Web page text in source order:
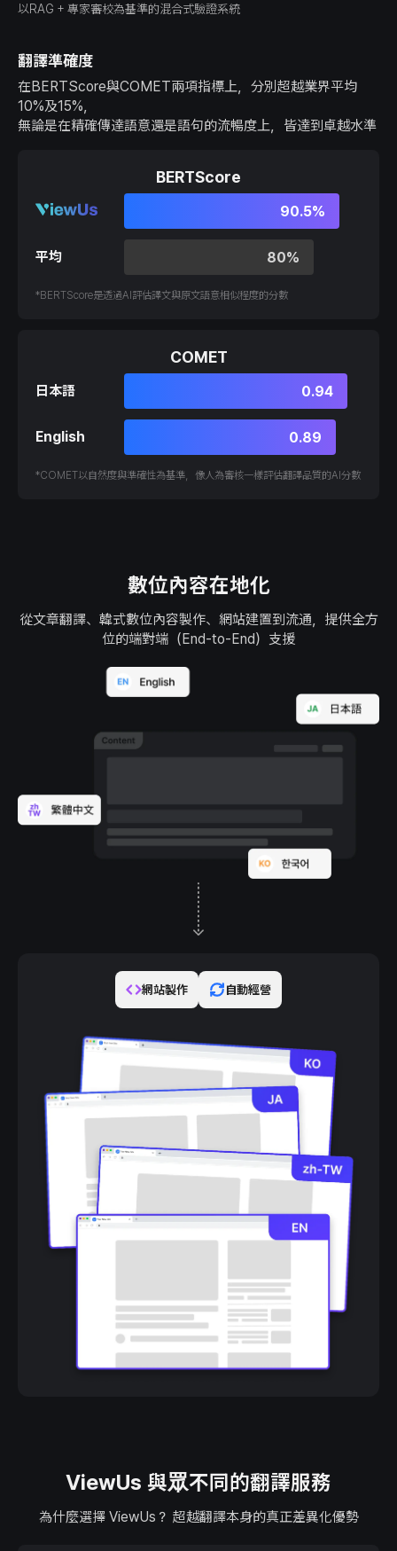
以RAG + 專家審校為基準的混合式驗證系統
翻譯準確度
在BERTScore與COMET兩項指標上，分別超越業界平均
10%及15%，
無論是在精確傳達語意還是語句的流暢度上，皆達到卓越水準
BERTScore
90.5%
平均 80%
*BERTScore是透過AI評估譯文與原文語意相似程度的分數
COMET
日本語 0.94
English 0.89
*COMET以自然度與準確性為基準，像人為審核一樣評估翻譯品質的AI分數
數位內容在地化
從文章翻譯、韓式數位內容製作、網站建置到流通，提供全方
位的端對端（End-to-End）支援
網站製作 自動經營
ViewUs 與眾不同的翻譯服務
為什麼選擇 ViewUs？ 超越翻譯本身的真正差異化優勢